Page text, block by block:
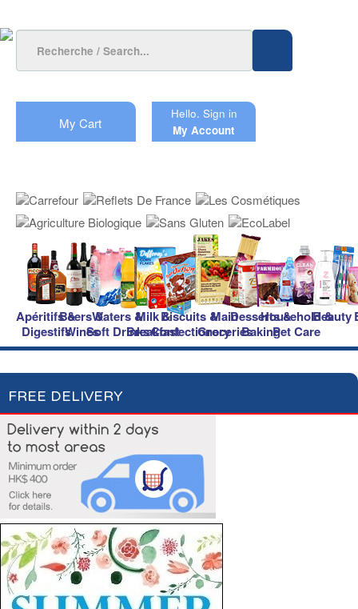
My Cart
Hello. Sign in
My Account
Apéritifs &
Digestifs
Beers &
Wines
Waters &
Soft Drinks
Milk &
Breakfast
Biscuits &
Confectionery
Main
Groceries
Desserts &
Baking
Household &
Pet Care
Beauty
FREE DELIVERY